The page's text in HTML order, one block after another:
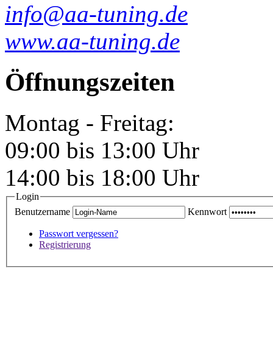
info@aa-tuning.de
www.aa-tuning.de
Öffnungszeiten
Montag - Freitag:
09:00 bis 13:00 Uhr
14:00 bis 18:00 Uhr
Login
Benutzername
Kennwort
Passwort vergessen?
Registrierung